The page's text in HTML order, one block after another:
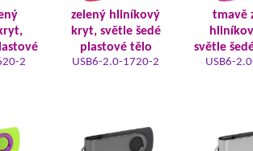
2
zelený hliníkový
kryt, světle šedé
plastové tělo
USB6-2.0-1720-2
tmavě
světle
USB6-